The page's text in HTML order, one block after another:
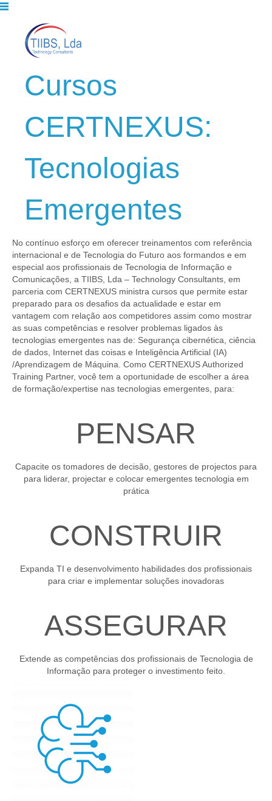
Cursos
CERTNEXUS:
Tecnologias
Emergentes
No contínuo esforço em oferecer treinamentos com referência
internacional e de Tecnologia do Futuro aos formandos e em
especial aos profissionais de Tecnologia de Informação e
Comunicações, a TIIBS, Lda – Technology Consultants, em
parceria com CERTNEXUS ministra cursos que permite estar
preparado para os desafios da actualidade e estar em
vantagem com relação aos competidores assim como mostrar
as suas competências e resolver problemas ligados às
tecnologias emergentes nas de: Segurança cibernética, ciência
de dados, Internet das coisas e Inteligência Artificial (IA)
/Aprendizagem de Máquina. Como CERTNEXUS Authorized
Training Partner, você tem a oportunidade de escolher a área
de formação/expertise nas tecnologias emergentes, para:
PENSAR
Capacite os tomadores de decisão, gestores de projectos para
para liderar, projectar e colocar emergentes tecnologia em
prática
CONSTRUIR
Expanda TI e desenvolvimento habilidades dos profissionais
para criar e implementar soluções inovadoras
ASSEGURAR
Extende as competências dos profissionais de Tecnologia de
Informação para proteger o investimento feito.